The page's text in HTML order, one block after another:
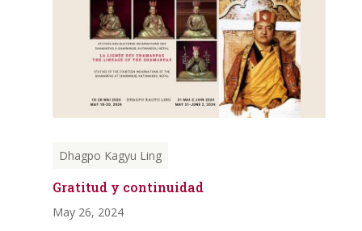
Dhagpo Kagyu Ling
Gratitud y continuidad
May 26, 2024